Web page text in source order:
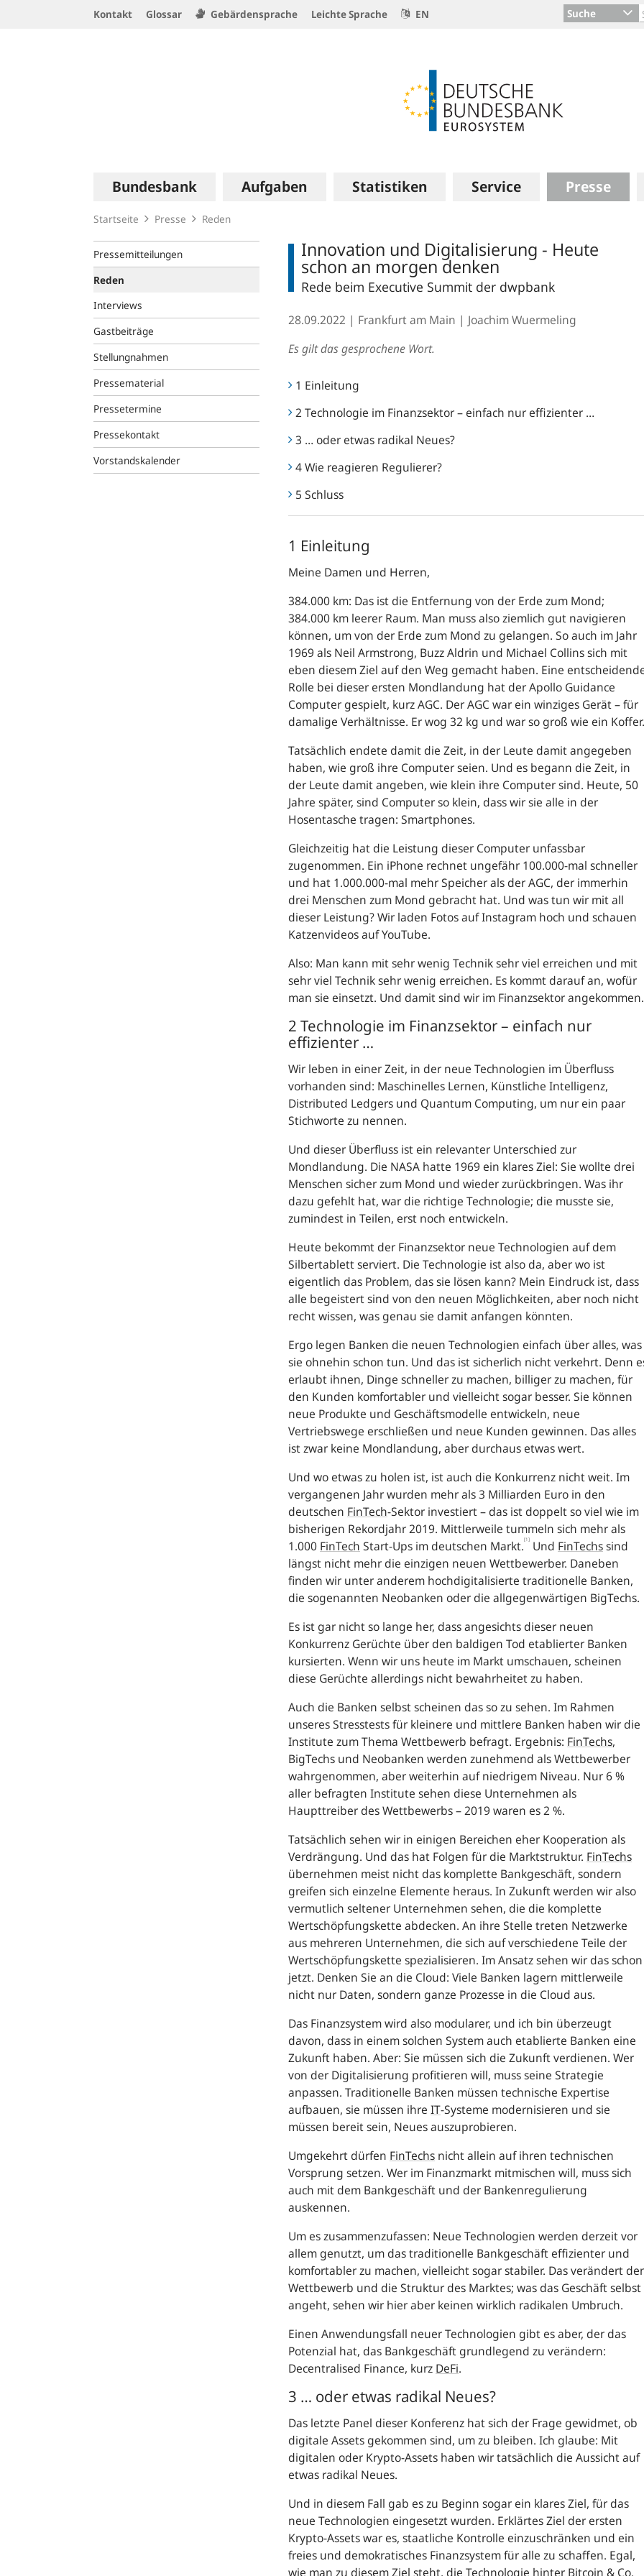
Kontakt Glossar Gebärdensprache Leichte Sprache EN Suche
Hauptnavigation
Bundesbank Aufgaben Statistiken Service Presse
Startseite Presse Reden
Pressemitteilungen
Reden
Interviews
Gastbeiträge
Stellungnahmen
Pressematerial
Pressetermine
Pressekontakt
Vorstandskalender
Innovation und Digitalisierung - Heute
schon an morgen denken
Rede beim Executive Summit der dwpbank
28.09.2022 Frankfurt am Main
Joachim Wuermeling
Es gilt das gesprochene Wort.
1 Einleitung
2 Technologie im Finanzsektor – einfach nur effizienter …
3 … oder etwas radikal Neues?
4 Wie reagieren Regulierer?
5 Schluss
1 Einleitung
Meine Damen und Herren,
384.000 km: Das ist die Entfernung von der Erde zum Mond;
384.000 km leerer Raum. Man muss also ziemlich gut navigieren
können, um von der Erde zum Mond zu gelangen. So auch im Jahr
1969 als Neil Armstrong, Buzz Aldrin und Michael Collins sich mit
eben diesem Ziel auf den Weg gemacht haben. Eine
Rolle bei dieser ersten Mondlandung hat der Apollo Guidance
Computer gespielt, kurz AGC. Der AGC war ein winziges Gerät – für
damalige Verhältnisse. Er wog 32 kg und war so groß wie ein Koffer.
Tatsächlich endete damit die Zeit, in der Leute damit angegeben
haben, wie groß ihre Computer seien. Und es begann die Zeit, in
der Leute damit angeben, wie klein ihre Computer sind. Heute, 50
Jahre später, sind Computer so klein, dass wir sie alle in der
Hosentasche tragen: Smartphones.
Gleichzeitig hat die Leistung dieser Computer unfassbar
zugenommen. Ein iPhone rechnet ungefähr 100.000-mal schneller
und hat 1.000.000-mal mehr Speicher als der AGC, der immerhin
drei Menschen zum Mond gebracht hat. Und was tun wir mit all
dieser Leistung? Wir laden Fotos auf Instagram hoch und schauen
Katzenvideos auf YouTube.
Also: Man kann mit sehr wenig Technik sehr viel erreichen und mit
sehr viel Technik sehr wenig erreichen. Es kommt darauf an, wofür
man sie einsetzt. Und damit sind wir im Finanzsektor angekommen.
2 Technologie im Finanzsektor – einfach nur
effizienter …
Wir leben in einer Zeit, in der neue Technologien im Überfluss
vorhanden sind: Maschinelles Lernen, Künstliche Intelligenz,
Distributed Ledgers und Quantum Computing, um nur ein paar
Stichworte zu nennen.
Und dieser Überfluss ist ein relevanter Unterschied zur
Mondlandung. Die NASA hatte 1969 ein klares Ziel: Sie wollte drei
Menschen sicher zum Mond und wieder zurückbringen. Was ihr
dazu gefehlt hat, war die richtige Technologie; die musste sie,
zumindest in Teilen, erst noch entwickeln.
Heute bekommt der Finanzsektor neue Technologien auf dem
Silbertablett serviert. Die Technologie ist also da, aber wo ist
eigentlich das Problem, das sie lösen kann? Mein Eindruck ist, dass
alle begeistert sind von den neuen Möglichkeiten, aber noch nicht
recht wissen, was genau sie damit anfangen könnten.
Ergo legen Banken die neuen Technologien einfach über alles, was
sie ohnehin schon tun. Und das ist sicherlich nicht verkehrt. Denn
erlaubt ihnen, Dinge schneller zu machen, billiger zu machen, für
den Kunden komfortabler und vielleicht sogar besser. Sie können
neue Produkte und Geschäftsmodelle entwickeln, neue
Vertriebswege erschließen und neue Kunden gewinnen. Das alles
ist zwar keine Mondlandung, aber durchaus etwas wert.
Und wo etwas zu holen ist, ist auch die Konkurrenz nicht weit. Im
vergangenen Jahr wurden mehr als 3 Milliarden Euro in den
deutschen FinTech-Sektor investiert – das ist doppelt so viel wie im
bisherigen Rekordjahr 2019. Mittlerweile tummeln sich mehr als
1.000 FinTech Start-Ups im deutschen Markt.[1] Und FinTechssind
längst nicht mehr die einzigen neuen Wettbewerber. Daneben
finden wir unter anderem hochdigitalisierte traditionelle Banken,
die sogenannten Neobanken oder die allgegenwärtigen BigTechs.
Es ist gar nicht so lange her, dass angesichts dieser neuen
Konkurrenz Gerüchte über den baldigen Tod etablierter Banken
kursierten. Wenn wir uns heute im Markt umschauen, scheinen
diese Gerüchte allerdings nicht bewahrheitet zu haben.
Auch die Banken selbst scheinen das so zu sehen. Im Rahmen
unseres Stresstests für kleinere und mittlere Banken haben wir die
Institute zum Thema Wettbewerb befragt. Ergebnis: FinTechs,
BigTechs und Neobanken werden zunehmend als Wettbewerber
wahrgenommen, aber weiterhin auf niedrigem Niveau. Nur 6 %
aller befragten Institute sehen diese Unternehmen als
Haupttreiber des Wettbewerbs – 2019 waren es 2 %.
Tatsächlich sehen wir in einigen Bereichen eher Kooperation als
Verdrängung. Und das hat Folgen für die Marktstruktur. FinTechs
übernehmen meist nicht das komplette Bankgeschäft, sondern
greifen sich einzelne Elemente heraus. In Zukunft werden wir also
vermutlich seltener Unternehmen sehen, die die komplette
Wertschöpfungskette abdecken. An ihre Stelle treten Netzwerke
aus mehreren Unternehmen, die sich auf verschiedene Teile der
Wertschöpfungskette spezialisieren. Im Ansatz sehen wir das schon
jetzt. Denken Sie an die Cloud: Viele Banken lagern mittlerweile
nicht nur Daten, sondern ganze Prozesse in die Cloud aus.
Das Finanzsystem wird also modularer, und ich bin überzeugt
davon, dass in einem solchen System auch etablierte Banken eine
Zukunft haben. Aber: Sie müssen sich die Zukunft verdienen. Wer
von der Digitalisierung profitieren will, muss seine Strategie
anpassen. Traditionelle Banken müssen technische Expertise
aufbauen, sie müssen ihre IT-Systeme modernisieren und sie
müssen bereit sein, Neues auszuprobieren.
Umgekehrt dürfen FinTechs nicht allein auf ihren technischen
Vorsprung setzen. Wer im Finanzmarkt mitmischen will, muss sich
auch mit dem Bankgeschäft und der Bankenregulierung
auskennen.
Um es zusammenzufassen: Neue Technologien werden derzeit vor
allem genutzt, um das traditionelle Bankgeschäft effizienter und
komfortabler zu machen, vielleicht sogar stabiler. Das verändert
Wettbewerb und die Struktur des Marktes; was das Geschäft selbst
angeht, sehen wir hier aber keinen wirklich radikalen Umbruch.
Einen Anwendungsfall neuer Technologien gibt es aber, der das
Potenzial hat, das Bankgeschäft grundlegend zu verändern:
Decentralised Finance, kurz DeFi.
3 … oder etwas radikal Neues?
Das letzte Panel dieser Konferenz hat sich der Frage gewidmet, ob
digitale Assets gekommen sind, um zu bleiben. Ich glaube: Mit
digitalen oder Krypto-Assets haben wir tatsächlich die Aussicht auf
etwas radikal Neues.
Und in diesem Fall gab es zu Beginn sogar ein klares Ziel, für das
neue Technologien eingesetzt wurden. Erklärtes Ziel der ersten
Krypto-Assets war es, staatliche Kontrolle einzuschränken und ein
freies und demokratisches Finanzsystem für alle zu schaffen. Egal,
wie man zu diesem Ziel steht, die Technologie hinter Bitcoin & Co.